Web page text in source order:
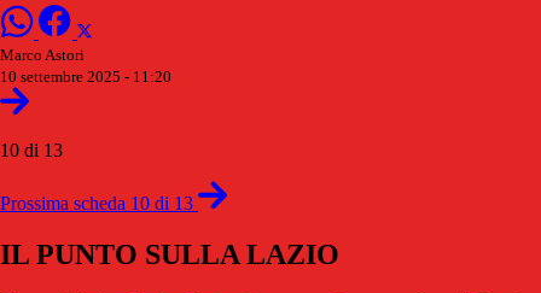
Marco Astori
10 settembre 2025 - 11:20
10 di 13
Prossima scheda 10 di 13
IL PUNTO SULLA LAZIO